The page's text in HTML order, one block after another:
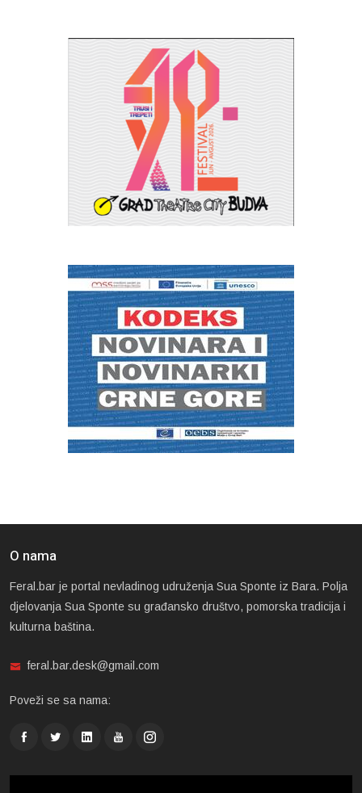
O nama
Feral.bar je portal nevladinog udruženja Sua Sponte iz Bara. Polja
djelovanja Sua Sponte su građansko društvo, pomorska tradicija i
kulturna baština.
feral.bar.desk@gmail.com
Poveži se sa nama: